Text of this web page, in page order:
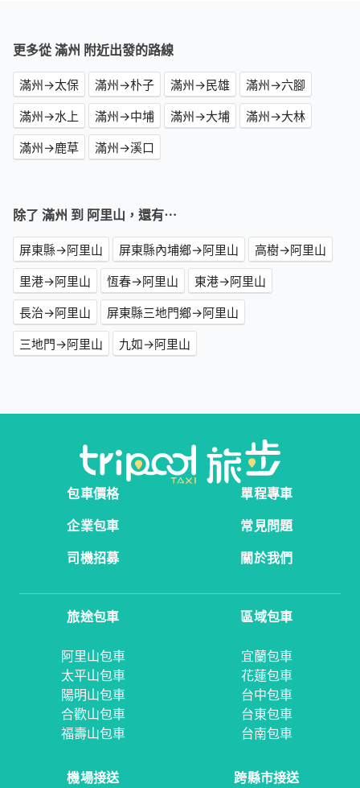
更多從 滿州 附近出發的路線
滿州→太保 滿州→朴子 滿州→民雄
滿州→六腳
滿州→水上
滿州→中埔 滿州→大埔
滿州→大林
滿州→鹿草
滿州→溪口
除了 滿州 到 阿里山，還有⋯
屏東縣→阿里山 屏東縣內埔鄉→阿里山
高樹→阿里山
里港→阿里山
恆春→阿里山
東港→阿里山
長治→阿里山
屏東縣三地門鄉→阿里山
三地門→阿里山
九如→阿里山
包車價格
單程專車
企業包車
常見問題
司機招募
關於我們
旅途包車
阿里山包車
太平山包車
陽明山包車
合歡山包車
福壽山包車
區域包車
宜蘭包車
花蓮包車
台中包車
台東包車
台南包車
機場接送 跨縣市接送